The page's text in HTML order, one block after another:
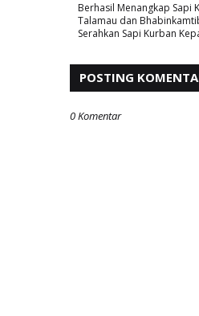
Berhasil Menangkap Sapi
Talamau dan
Serahkan Sapi Kurban
POSTING
0 Komentar